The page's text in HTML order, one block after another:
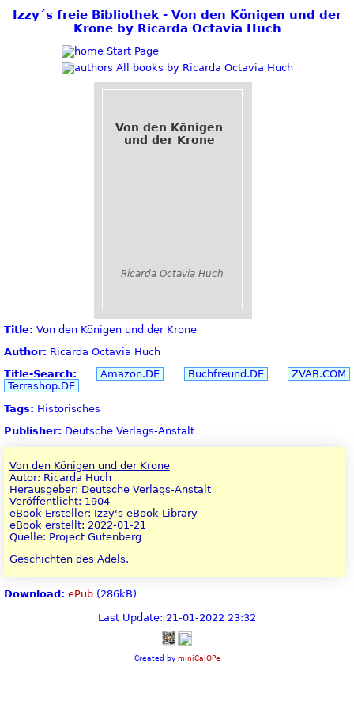
Izzy´s freie Bibliothek - Von den Königen und der
Krone by Ricarda Octavia Huch
Start Page
All books by Ricarda Octavia Huch
Von den Königen
und der Krone
Ricarda Octavia Huch
Title: Von den Königen und der Krone
Author: Ricarda Octavia Huch
Title-Search:
Amazon.DE Buchfreund.DE
ZVAB.COM
Terrashop.DE
Tags: Historisches
Publisher: Deutsche Verlags-Anstalt
Von den Königen und der Krone
Autor: Ricarda Huch
Herausgeber: Deutsche Verlags-Anstalt
Veröffentlicht: 1904
eBook Ersteller: Izzy's eBook Library
eBook erstellt: 2022-01-21
Quelle: Project Gutenberg
Geschichten des Adels.
Download: ePub (286kB)
Last Update: 21-01-2022 23:32
Created by miniCalOPe